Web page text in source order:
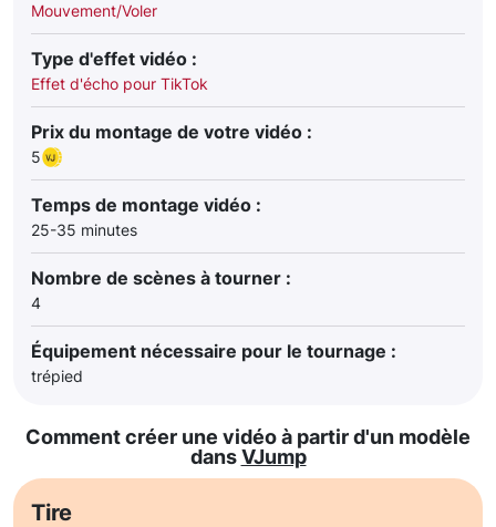
Mouvement/Voler
Type d'effet vidéo :
Effet d'écho pour TikTok
Prix du montage de votre vidéo :
5
Temps de montage vidéo :
25-35 minutes
Nombre de scènes à tourner :
4
Équipement nécessaire pour le tournage :
trépied
Comment créer une vidéo à partir d'un modèle
dansVJump
Tire